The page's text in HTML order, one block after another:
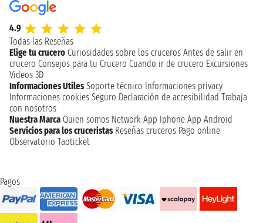
4.9
Todas las Reseñas
Elige tu crucero Curiosidades sobre los cruceros Antes de salir en
crucero Consejos para tu Crucero Cuando ir de crucero Excursiones
Videos 3D
Informaciones Utiles Soporte técnico Informaciones privacy
Informaciones cookies Seguro Declaración de accesibilidad Trabaja
con nosotros
Nuestra Marca Quien somos Network App Iphone App Android
Servicios para los cruceristas Reseñas cruceros Pago online
Observatorio Taoticket
Pagos